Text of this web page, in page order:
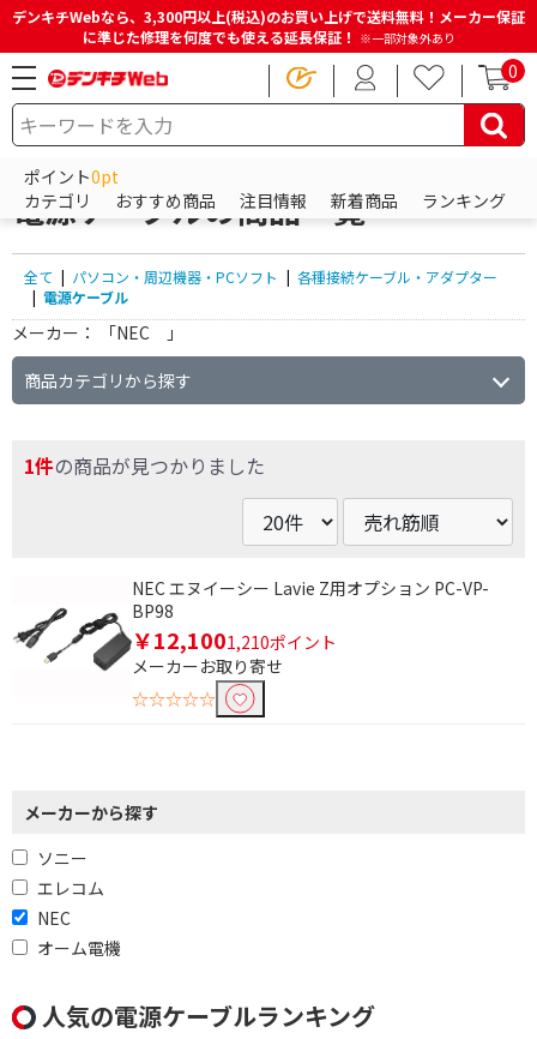
デンキチWebなら、3,300円以上(税込)のお買い上げで送料無料！メーカー保証
に準じた修理を何度でも使える延長保証！ ※一部対象外あり
0
ポイント0pt
カテゴリ
おすすめ商品 注目情報 新着商品 ランキング
HOME 商品一覧ページ パソコン・周辺機器・PCソフト
電源ケーブルの商品一覧
全て | パソコン・周辺機器・PCソフト | 各種接続ケーブル・アダプター
| 電源ケーブル
メーカー：
「NEC 」
商品カテゴリから探す
1件の商品が見つかりました
NEC エヌイーシー Lavie Z用オプション PC-VP-
BP98
￥12,1001,210ポイント
メーカーお取り寄せ
☆☆☆☆☆
メーカーから探す
ソニー
エレコム
NEC
オーム電機
条件で絞り込む
を除外して検索します。
価格で絞り込む
人気の電源ケーブルランキング